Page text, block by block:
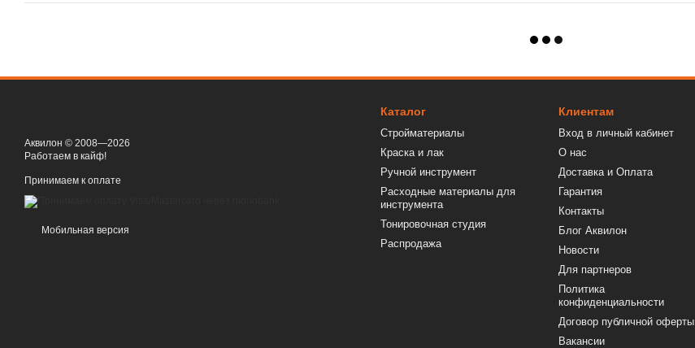
Аквилон © 2008—2026
Работаем в кайф!
Принимаем к оплате
Мобильная версия
Каталог
Стройматериалы
Краска и лак
Ручной инструмент
Расходные материалы для
инструмента
Тонировочная студия
Распродажа
Клиентам
Вход в личный кабинет
О нас
Доставка и Оплата
Гарантия
Контакты
Блог Аквилон
Новости
Для партнеров
Политика
конфиденциальности
Договор публичной оферты
Вакансии